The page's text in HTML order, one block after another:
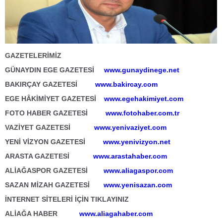
GAZETELERİMİZ
GÜNAYDIN EGE GAZETESİ
www.gunaydinege.net
BAKIRÇAY GAZETESİ www.bakircay.com
EGE HÂKİMİYET GAZETESİ
www.egehakimiyet.com
FOTO HABER GAZETESİ
www.fotohaber.com.tr
VAZİYET GAZETESİ www.yenivaziyet.com
YENİ VİZYON GAZETESİ
www.yenivizyon.net
ARASTA GAZETESİ www.arastahaber.com
ALİAĞASPOR GAZETESİ
www.aliagaspor.com
SAZAN MİZAH GAZETESİ
www.yenisazan.com
İNTERNET SİTELERİ İÇİN TIKLAYINIZ
ALİAĞA HABER www.aliagahaber.com